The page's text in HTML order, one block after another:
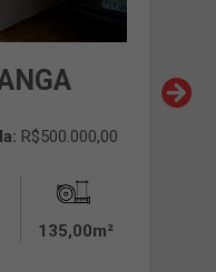
R$500.000,00
135,00m²